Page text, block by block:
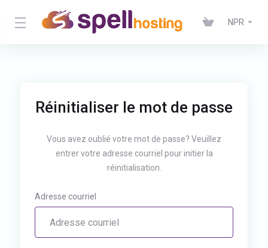
NPR
Réinitialiser le mot de passe
Vous avez oublié votre mot de passe? Veuillez
entrer votre adresse courriel pour initier la
réinitialisation.
Adresse courriel